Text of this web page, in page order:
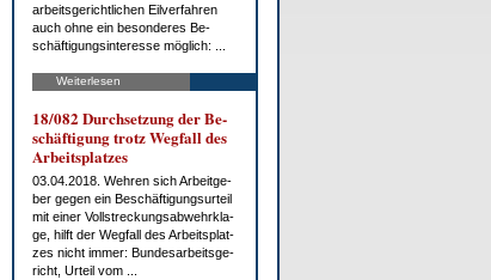
ar­beits­ge­richt­li­chen Eil­ver­fah­ren
auch oh­ne ein be­son­de­res Be­
schäf­ti­gungs­in­ter­es­se mög­lich: ...
Weiterlesen
18/082 Durch­set­zung der Be­
schäf­ti­gung trotz Weg­fall des
Ar­beits­plat­zes
03.04.2018. Weh­ren sich Ar­beit­ge­
ber ge­gen ein Be­schäf­ti­gungs­ur­teil
mit ei­ner Voll­stre­ckungs­ab­wehr­kla­
ge, hilft der Weg­fall des Ar­beits­plat­
zes nicht im­mer: Bun­des­ar­beits­ge­
richt, Ur­teil vom ...